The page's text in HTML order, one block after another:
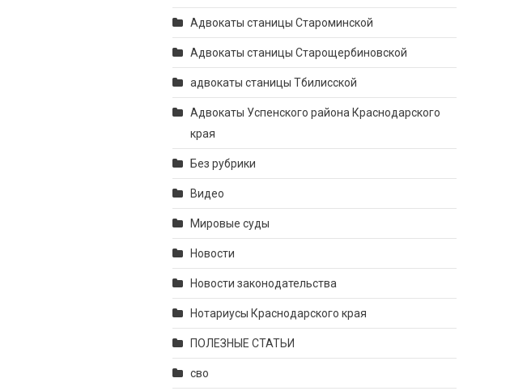
Адвокаты станицы Староминской
Адвокаты станицы Старощербиновской
адвокаты станицы Тбилисской
Адвокаты Успенского района Краснодарского
края
Без рубрики
Видео
Мировые суды
Новости
Новости законодательства
Нотариусы Краснодарского края
ПОЛЕЗНЫЕ СТАТЬИ
сво